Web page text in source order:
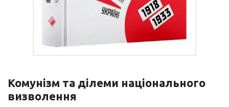
Комунізм та ділеми національного
визволення